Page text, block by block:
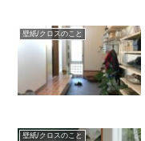
壁紙/クロスのこと
壁紙/クロスのこと